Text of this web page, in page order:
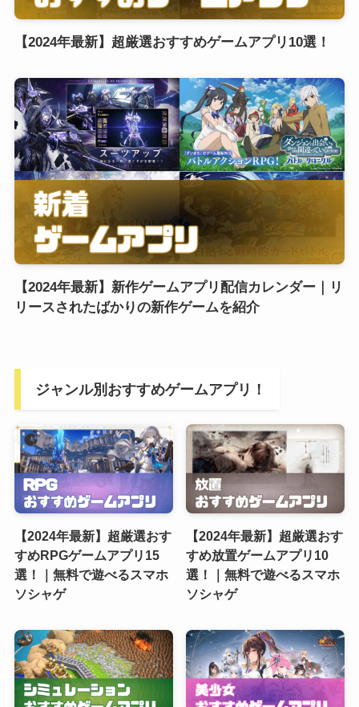
【2024年最新】超厳選おすすめゲームアプリ10選！
【2024年最新】新作ゲームアプリ配信カレンダー｜リ
リースされたばかりの新作ゲームを紹介
ジャンル別おすすめゲームアプリ！
【2024年最新】超厳選おす
すめRPGゲームアプリ15
選！｜無料で遊べるスマホ
ソシャゲ
【2024年最新】超厳選おす
すめ放置ゲームアプリ10
選！｜無料で遊べるスマホ
ソシャゲ